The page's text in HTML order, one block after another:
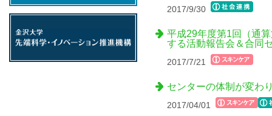
2017/9/30
平成29年度第1回（通
する活動報告会＆合同
2017/7/21
センターの体制が変わ
2017/04/01